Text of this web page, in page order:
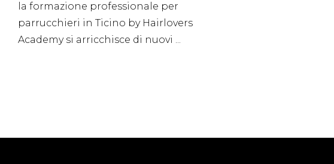
la formazione professionale per
parrucchieri in Ticino by Hairlovers
Academy si arricchisce di nuovi